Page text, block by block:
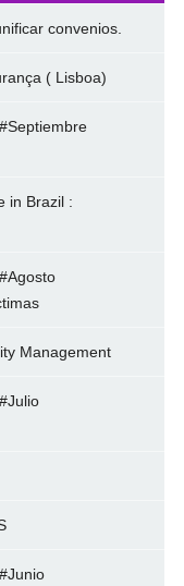
convenios.
( Lisboa)
in Brazil :
Management